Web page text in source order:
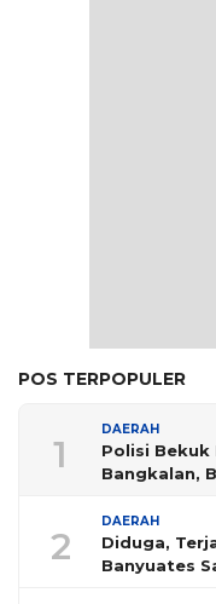
POS TERPOPULER
1
DAERAH
Polisi Bekuk
Bangkalan,
2
DAERAH
Diduga,
Banyuates